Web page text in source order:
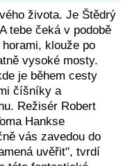
života. Je Štědrý
tebe čeká v podobě
klouže po
vysoké mosty.
je během cesty
číšníky a
Režisér Robert
Hankse
vás zavedou do
uvěřit", tvrdí